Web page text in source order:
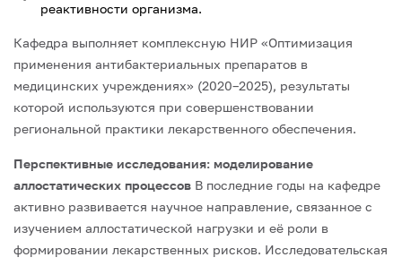
реактивности организма.
Кафедра выполняет комплексную НИР «Оптимизация
применения антибактериальных препаратов в
медицинских учреждениях» (2020–2025), результаты
которой используются при совершенствовании
региональной практики лекарственного обеспечения.
Перспективные исследования: моделирование
аллостатических процессов В последние годы на кафедре
активно развивается научное направление, связанное с
изучением аллостатической нагрузки и её роли в
формировании лекарственных рисков. Исследовательская